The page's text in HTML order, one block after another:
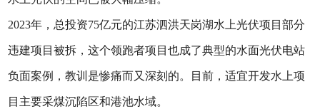
2023年，总投资75亿元的江苏泗洪天岗湖水上光伏项目部分
违建项目被拆，这个领跑者项目也成了典型的水面光伏电站
负面案例，教训是惨痛而又深刻的。目前，适宜开发水上项
目主要采煤沉陷区和港池水域。